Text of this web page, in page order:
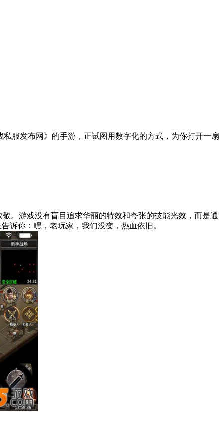
服发布网》的手游，正试图用数字化的方式，为你打开一扇
。游戏没有盲目追求华丽的特效和夸张的技能光效，而是通
诉你：嘿，老玩家，我们没变，热血依旧。